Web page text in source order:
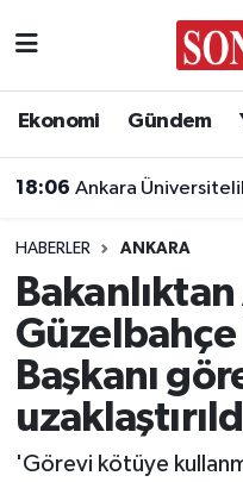
Ekonomi Gündem
18:06 Ankara Üniversiteliler
HABERLER ANKARA
Başkanı
'Görevi kötüye
Asayiş
Biyografi
Çevre
Diğer
Dünya
Ankara Nöbetçi
Ankara Trafik
Süper Lig Puan
Tüm Manşetler
Son Dakika